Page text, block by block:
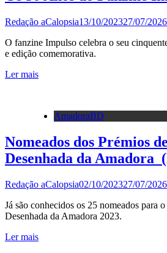
Redação aCalopsia13/10/202327/07/2026
O fanzine Impulso celebra o seu
e edição comemorativa.
Ler mais
AmadoraBD
Nomeados dos Prémios
Desenhada da Amadora
Redação aCalopsia02/10/202327/07/2026
Já são conhecidos os 25 nomeados para
Desenhada da Amadora 2023.
Ler mais